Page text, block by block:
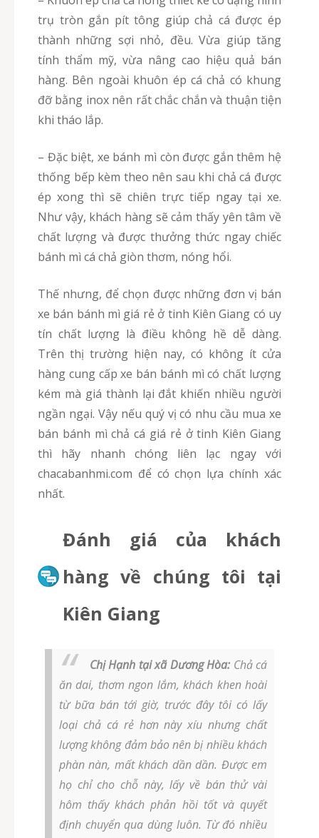
trụ tròn gắn pít tông giúp chả cá được ép
thành những sợi nhỏ, đều. Vừa giúp tăng
tính thẩm mỹ, vừa nâng cao hiệu quả bán
hàng. Bên ngoài khuôn ép cá chả có khung
đỡ bằng inox nên rất chắc chắn và thuận tiện
khi tháo lắp.
– Đặc biệt, xe bánh mì còn được gắn thêm hệ
thống bếp kèm theo nên sau khi chả cá được
ép xong thì sẽ chiên trực tiếp ngay tại xe.
Như vậy, khách hàng sẽ cảm thấy yên tâm về
chất lượng và được thưởng thức ngay chiếc
bánh mì cá chả giòn thơm, nóng hổi.
Thế nhưng, để chọn được những đơn vị bán
xe bán bánh mì giá rẻ ở tinh Kiên Giang có uy
tín chất lượng là điều không hề dễ dàng.
Trên thị trường hiện nay, có không ít cửa
hàng cung cấp xe bán bánh mì có chất lượng
kém mà giá thành lại đắt khiến nhiều người
ngần ngại. Vậy nếu quý vị có nhu cầu mua xe
bán bánh mì chả cá giá rẻ ở tinh Kiên Giang
thì hãy nhanh chóng liên lạc ngay với
chacabanhmi.com để có chọn lựa chính xác
nhất.
Đánh giá của khách
hàng về chúng tôi tại
Kiên Giang
Chị Hạnh tại xã Dương Hòa: Chả cá
ăn dai, thơm ngon lắm, khách khen hoài
từ bữa bán tới giờ, trước đây tôi có lấy
loại chả cá rẻ hơn này xíu nhưng chất
lượng không đảm bảo nên bị nhiều khách
phàn nàn, mất khách dần dần. Được em
họ chỉ cho chỗ này, lấy về bán thử vài
hôm thấy khách phản hồi tốt và quyết
định chuyển qua dùng luôn. Từ đó nhiều